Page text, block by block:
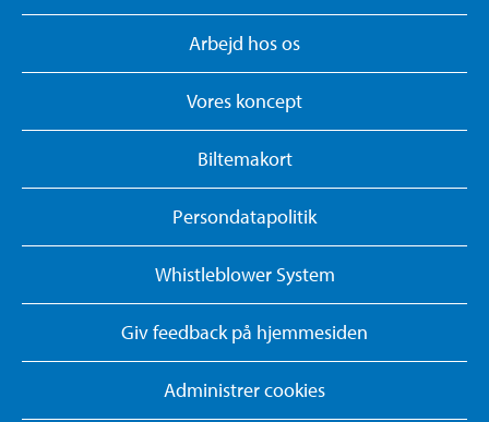
Arbejd hos os
Vores koncept
Biltemakort
Persondatapolitik
Whistleblower System
Giv feedback på hjemmesiden
Administrer cookies